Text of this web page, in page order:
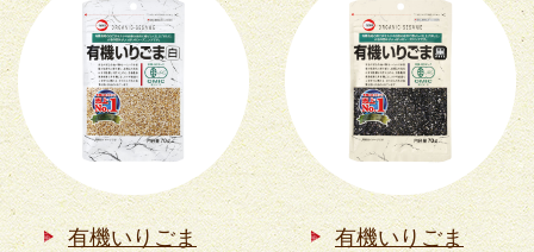
有機いりごま
有機いりごま